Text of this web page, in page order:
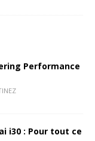
Performance
i30 : Pour tout ce